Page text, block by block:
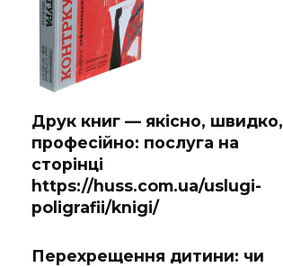
Друк книг — якісно, швидко,
професійно: послуга на
сторінці
https://huss.com.ua/uslugi-
poligrafii/knigi/
Перехрещення дитини: чи